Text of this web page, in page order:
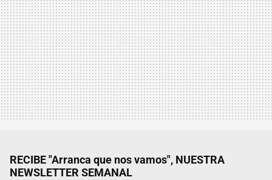
RECIBE "Arranca que nos vamos", NUESTRA
NEWSLETTER SEMANAL